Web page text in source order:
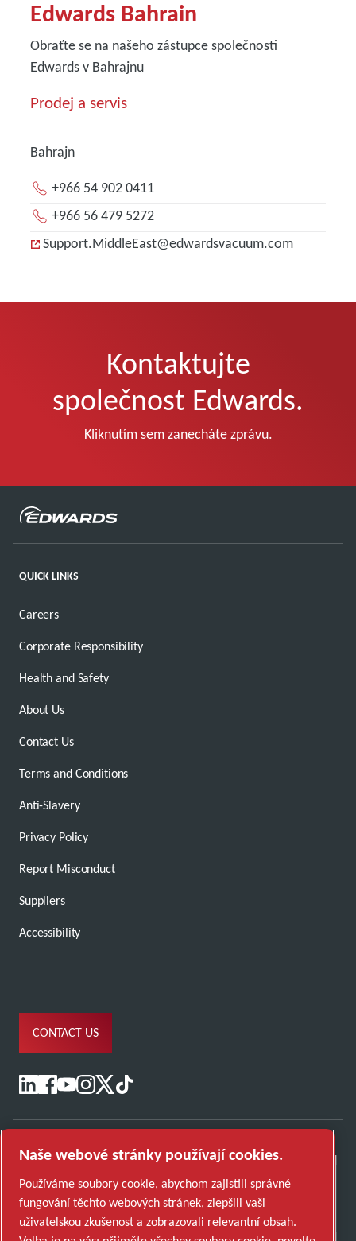
Edwards Bahrain
Obraťte se na našeho zástupce společnosti
Edwards v Bahrajnu
Prodej a servis
Bahrajn
+966 54 902 0411
+966 56 479 5272
Support.MiddleEast@edwardsvacuum.com
Kontaktujte
společnost Edwards.
Kliknutím sem zanecháte zprávu.
QUICK LINKS
Careers
Corporate Responsibility
Health and Safety
About Us
Contact Us
Terms and Conditions
Anti-Slavery
Privacy Policy
Report Misconduct
Suppliers
Accessibility
CONTACT US
Naše webové stránky používají cookies.
Používáme soubory cookie, abychom zajistili správné
fungování těchto webových stránek, zlepšili vaši
uživatelskou zkušenost a zobrazovali relevantní obsah.